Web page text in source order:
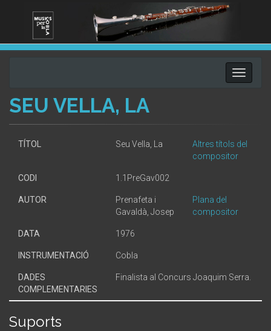
Toggle
SEU VELLA, LA
TÍTOL Seu Vella, La
Altres títols del
compositor
CODI 1.1PreGav002
AUTOR
Prenafeta i
Gavaldà, Josep
Plana del
compositor
DATA 1976
INSTRUMENTACIÓ Cobla
DADES
COMPLEMENTARIES
Finalista al Concurs Joaquim Serra.
Suports